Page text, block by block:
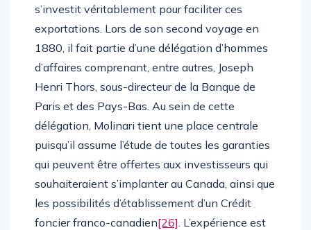
s’investit véritablement pour faciliter ces
exportations. Lors de son second voyage en
1880, il fait partie d’une délégation d’hommes
d’affaires comprenant, entre autres, Joseph
Henri Thors, sous-directeur de la Banque de
Paris et des Pays-Bas. Au sein de cette
délégation, Molinari tient une place centrale
puisqu’il assume l’étude de toutes les garanties
qui peuvent être offertes aux investisseurs qui
souhaiteraient s’implanter au Canada, ainsi que
les possibilités d’établissement d’un Crédit
foncier franco-canadien[26] . L’expérience est